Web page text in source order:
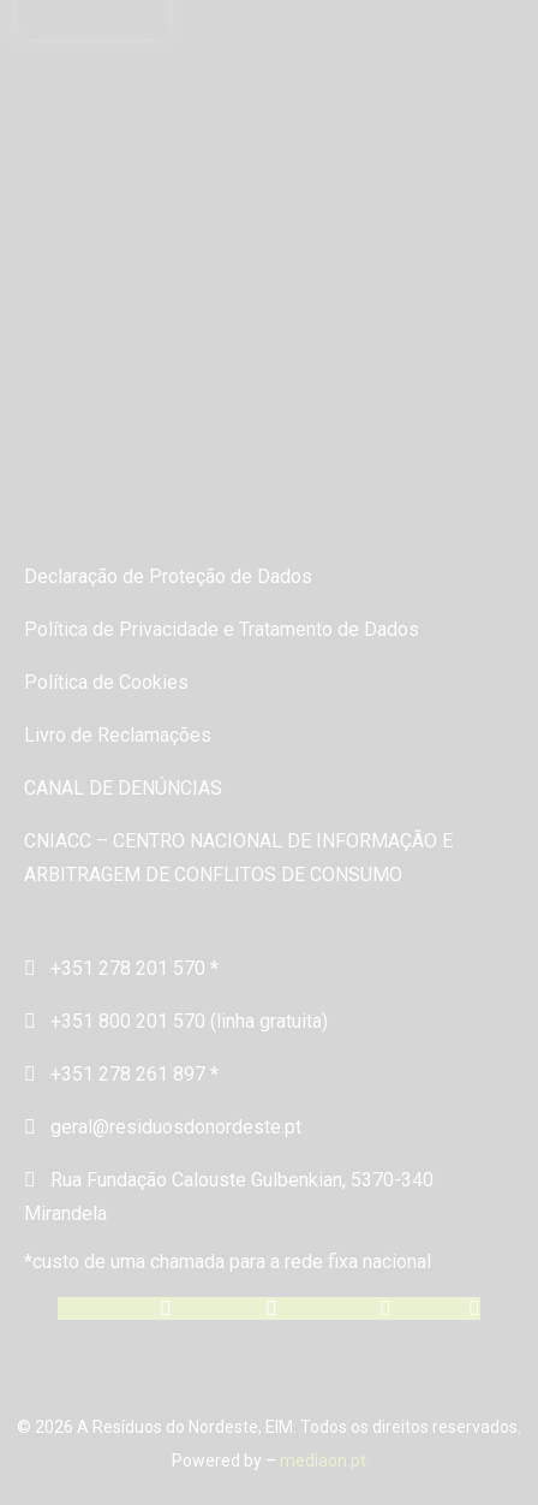
Declaração de Proteção de Dados
Política de Privacidade e Tratamento de Dados
Política de Cookies
Livro de Reclamações
CANAL DE DENÚNCIAS
CNIACC – CENTRO NACIONAL DE INFORMAÇÃO E
ARBITRAGEM DE CONFLITOS DE CONSUMO
+351 278 201 570 *
+351 800 201 570 (linha gratuita)
+351 278 261 897 *
geral@residuosdonordeste.pt
Rua Fundação Calouste Gulbenkian, 5370-340
Mirandela
*custo de uma chamada para a rede fixa nacional
© 2026 A Resíduos do Nordeste, EIM. Todos os direitos reservados.
Powered by – mediaon.pt